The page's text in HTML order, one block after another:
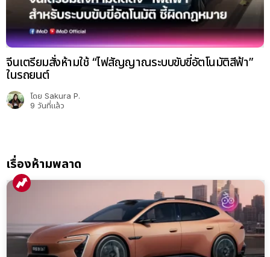
จีนเตรียมสั่งห้ามใช้ “ไฟสัญญาณระบบขับขี่อัตโนมัติสีฟ้า”
ในรถยนต์
โดย Sakura P.
9 วันที่แล้ว
เรื่องห้ามพลาด